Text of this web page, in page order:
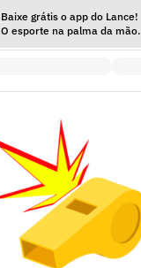
Baixe grátis o app do Lance!
O esporte na palma da mão.